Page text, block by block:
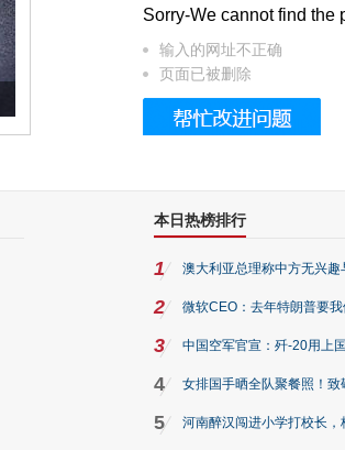
这个3.2米的长卷，还原了600岁的紫禁城
Sorry-We cannot find the
输入的网址不正确
页面已被删除
本日热榜排行
1 澳大利亚总理称中方无兴
2 微软CEO：去年特朗普要
3 中国空军官宣：歼-20用上
4 女排国手晒全队聚餐照！
5 河南醉汉闯进小学打校长